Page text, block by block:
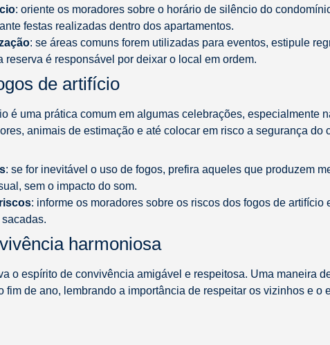
: oriente os moradores sobre o horário de silêncio do
festas realizadas dentro dos apartamentos.
: se áreas comuns forem utilizadas para eventos, estipule
reserva é responsável por deixar o local em ordem.
de artifício
é uma prática comum em algumas celebrações, especialmente
animais de estimação e até colocar em risco a segurança do
: se for inevitável o uso de fogos, prefira aqueles que produzem
sem o impacto do som.
: informe os moradores sobre os riscos dos fogos de
harmoniosa
o espírito de convivência amigável e respeitosa. Uma maneira
fim de ano, lembrando a importância de respeitar os vizinhos e o